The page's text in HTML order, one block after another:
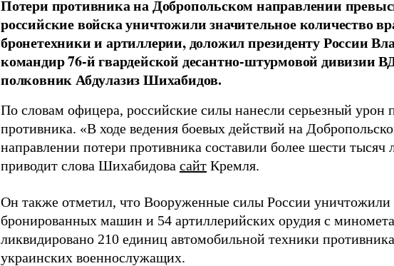
Потери противника на Добропольском направлении
российские войска уничтожили значительное количество
бронетехники и артиллерии, доложил президенту России
командир 76-й гвардейской десантно-штурмовой дивизии
полковник Абдулазиз Шихабидов.
По словам офицера, российские силы нанесли серьезный урон
противника. «В ходе ведения боевых действий на
направлении потери противника составили более шести тысяч
приводит слова Шихабидова сайт Кремля.
Он также отметил, что Вооруженные силы России уничтожили
бронированных машин и 54 артиллерийских орудия с
ликвидировано 210 единиц автомобильной техники
украинских военнослужащих.